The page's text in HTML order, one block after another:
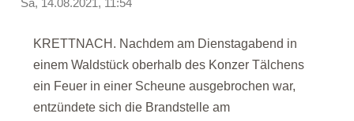
Sa, 14.08.2021, 11:54
KRETTNACH. Nachdem am Dienstagabend in
einem Waldstück oberhalb des Konzer Tälchens
ein Feuer in einer Scheune ausgebrochen war,
entzündete sich die Brandstelle am